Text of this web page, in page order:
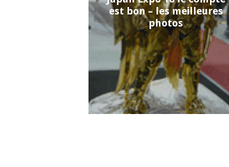
est bon – les meilleures
photos